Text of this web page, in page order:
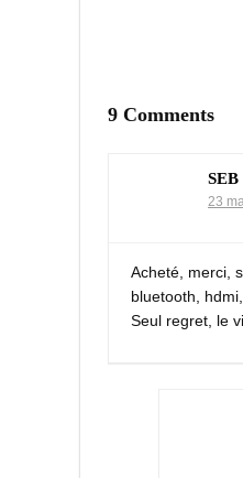
9 Comments
SEB
23
Acheté, merci,
bluetooth,
Seul regret, le